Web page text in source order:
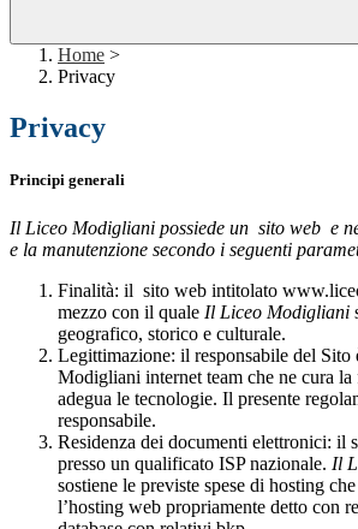
Home >
Privacy
Privacy
Principi generali
Il Liceo Modigliani possiede un sito web e
e la manutenzione secondo i seguenti
Finalità: il sito web intitolato
mezzo con il quale Il Liceo Modigliani
geografico, storico e culturale.
Legittimazione: il responsabile del Sito
Modigliani internet team che ne cura
adegua le tecnologie. Il presente
responsabile.
Residenza dei documenti elettronici: il
presso un qualificato ISP nazionale. Il
sostiene le previste spese di hosting
l’hosting web propriamente detto con